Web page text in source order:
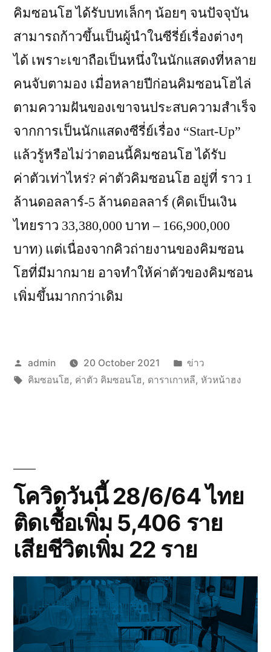
คิมซอนโฮ ได้รับบทเล็กๆ น้อยๆ จนปัจจุบัน
สามารถก้าวขึ้นเป็นผู้นำในซีรี่ย์เรื่องต่างๆ
ได้ เพราะเขาถือเป็นหนึ่งในนักแสดงที่หลาย
คนจับตามอง เมื่อหลายปีก่อนคิมซอนโฮไล่
ตามความฝันของเขาจนประสบความสำเร็จ
จากการเป็นนักแสดงซีรี่ย์เรื่อง “Start-Up”
แล้วรู้หรือไม่ว่าตอนนี้คิมซอนโฮ ได้รับ
ค่าตัวเท่าไหร่? ค่าตัวคิมซอนโฮ อยู่ที่ ราว 1
ล้านดอลลาร์-5 ล้านดอลลาร์ (คิดเป็นเงิน
ไทยราว 33,380,000 บาท – 166,900,000
บาท) แต่เนื่องจากคิวถ่ายงานของคิมซอน
โฮที่มีมากมาย อาจทำให้ค่าตัวของคิมซอน
เพิ่มขึ้นมากกว่าเดิม
Posted
by
admin 20 October 2021
Posted
in
ข่าว
Tags:
คิมซอนโฮ, ค่าตัว คิมซอนโฮ, ดาราเกาหลี, หัวหน้าฮง
โควิดวันนี้ 28/6/64 ไทย
ติดเชื้อเพิ่ม 5,406 ราย
เสียชีวิตเพิ่ม 22 ราย